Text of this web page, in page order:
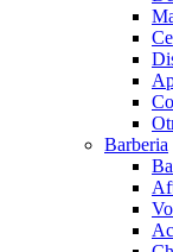
Barberia